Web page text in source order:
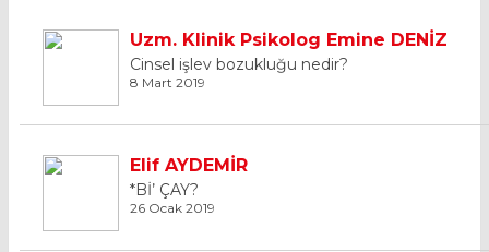
Uzm. Klinik Psikolog Emine DENİZ
Cinsel işlev bozukluğu nedir?
8 Mart 2019
Elif AYDEMİR
*Bİ’ ÇAY?
26 Ocak 2019